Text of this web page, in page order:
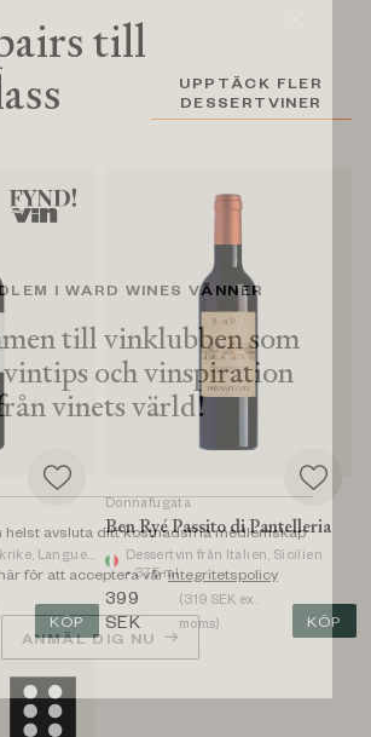
I WARD WINES VÄNNER
till vinklubben som
och vinspiration
vinets värld!
helst avsluta ditt kostnadsfria medlemskap
för att acceptera vårintegritetspolicy
ANMÄL DIG NU
till
UPPTÄCK FLER
DESSERTVINER
Roussillon, Rivesaltes
KÖP
Donnafugata
Ben Ryé Passito di Pantelleria
Dessertvin från Italien, Sicilien
• 375 ml
399
SEK
(319 SEK ex.
moms)
KÖP